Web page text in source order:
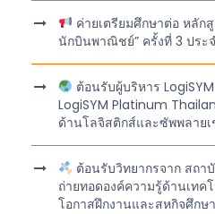
ค่ายเตรียมศึกษาต่อ หลัก
นักบินพาณิชย์” ครั้งที่ 3 ประ
ต้อนรับผู้บริหาร
LogiSYM Platinum
ด้านโลจิสติกส์และซัพพลาย
ต้อนรับวิทยากรจาก สถา
ถ่ายทอดองค์ความรู้ด้านเทค
โอกาสฝึกงานและสหกิจศึกษา